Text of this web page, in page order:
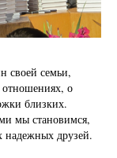
своей семьи,
о
близких.
мы становимся,
надежных друзей.